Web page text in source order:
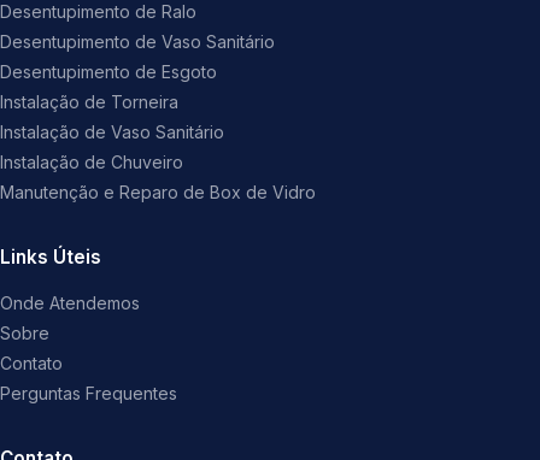
Desentupimento de Ralo
Desentupimento de Vaso Sanitário
Desentupimento de Esgoto
Instalação de Torneira
Instalação de Vaso Sanitário
Instalação de Chuveiro
Manutenção e Reparo de Box de Vidro
Links Úteis
Onde Atendemos
Sobre
Contato
Perguntas Frequentes